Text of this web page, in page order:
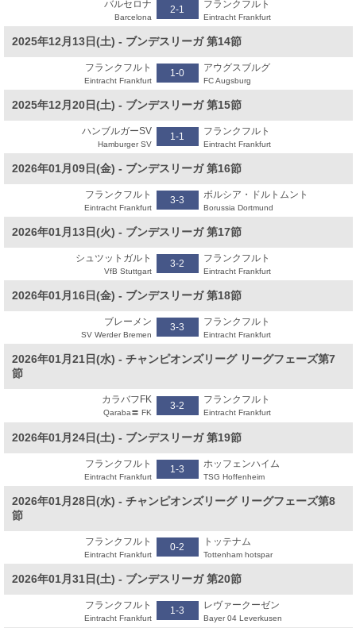
バルセロナ
Barcelona
2-1 フランクフルト
Eintracht Frankfurt
2025年12月13日(土) - ブンデスリーガ 第14節
フランクフルト
Eintracht Frankfurt
1-0 アウグスブルグ
FC Augsburg
2025年12月20日(土) - ブンデスリーガ 第15節
ハンブルガーSV
Hamburger SV
1-1 フランクフルト
Eintracht Frankfurt
2026年01月09日(金) - ブンデスリーガ 第16節
フランクフルト
Eintracht Frankfurt
3-3 ボルシア・ドルトムント
Borussia Dortmund
2026年01月13日(火) - ブンデスリーガ 第17節
シュツットガルト
VfB Stuttgart
3-2 フランクフルト
Eintracht Frankfurt
2026年01月16日(金) - ブンデスリーガ 第18節
ブレーメン
SV Werder Bremen
3-3 フランクフルト
Eintracht Frankfurt
2026年01月21日(水) - チャンピオンズリーグ リーグフェーズ第7
節
カラバフFK
Qaraba〓 FK
3-2
フランクフルト
Eintracht Frankfurt
2026年01月24日(土) - ブンデスリーガ 第19節
フランクフルト
Eintracht Frankfurt
1-3 ホッフェンハイム
TSG Hoffenheim
2026年01月28日(水) - チャンピオンズリーグ リーグフェーズ第8
節
フランクフルト
Eintracht Frankfurt
0-2 トッテナム
Tottenham hotspar
2026年01月31日(土) - ブンデスリーガ 第20節
フランクフルト
Eintracht Frankfurt
1-3 レヴァークーゼン
Bayer 04 Leverkusen